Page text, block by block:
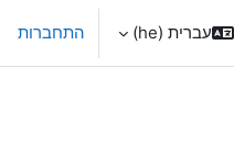
עברית ‎(he)‎ התחברות